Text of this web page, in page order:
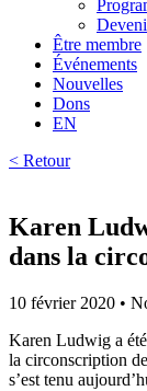
Être membre
Événements
Nouvelles
Dons
EN
< Retour
Karen
dans la
10 février 2020 •
Karen Ludwig a
la circonscription
s’est tenu